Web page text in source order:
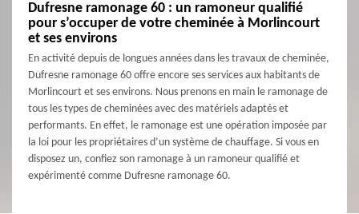
Dufresne ramonage 60 : un ramoneur qualifié
pour s’occuper de votre cheminée à Morlincourt
et ses environs
En activité depuis de longues années dans les travaux de cheminée,
Dufresne ramonage 60 offre encore ses services aux habitants de
Morlincourt et ses environs. Nous prenons en main le ramonage de
tous les types de cheminées avec des matériels adaptés et
performants. En effet, le ramonage est une opération imposée par
la loi pour les propriétaires d’un système de chauffage. Si vous en
disposez un, confiez son ramonage à un ramoneur qualifié et
expérimenté comme Dufresne ramonage 60.